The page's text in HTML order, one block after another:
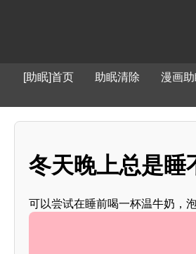
[助眠]首页 助眠清除 漫画
冬天晚上总是睡
可以尝试在睡前喝一杯温牛奶，